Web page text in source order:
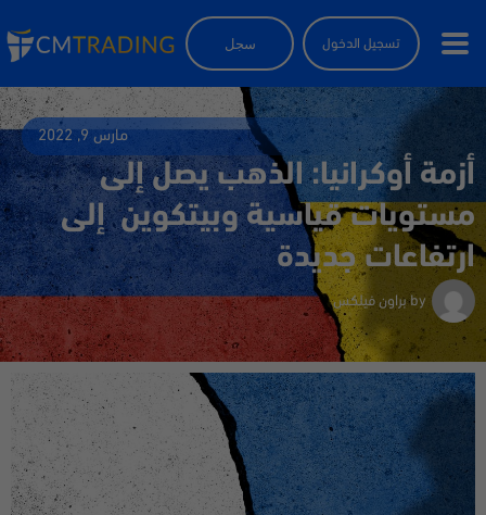
تسجيل الدخول سجل
مارس 9, 2022
أزمة أوكرانيا: الذهب يصل إلى
مستويات قياسية وبيتكوين إلى
ارتفاعات جديدة
by براون فيلكس